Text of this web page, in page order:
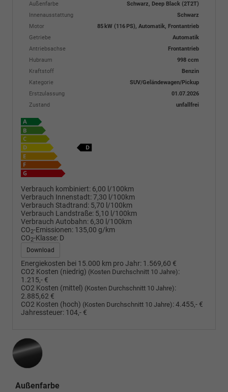
Außenfarbe
Schwarz, Deep Black (2T2T)
Innenausstattung
Schwarz
Motor
85 kW (116 PS), Automatik, Frontantrieb
Getriebe
Automatik
Antriebsachse
Frontantrieb
Hubraum
998 ccm
Kraftstoff
Benzin
Kategorie
SUV/Geländewagen/Pickup
Erstzulassung
01.07.2026
Zustand
unfallfrei
Verbrauch kombiniert: 6,00 l/100km
Verbrauch Innenstadt:7,30 l/100km
Verbrauch Stadtrand: 5,70 l/100km
Verbrauch Landstraße: 5,10 l/100km
Verbrauch Autobahn: 6,30 l/100km
CO2-Emissionen: 135,00 g/km
CO2-Klasse: D
Download
Energiekosten bei 15.000 km pro Jahr: 1.569,60 €
CO2 Kosten (niedrig) (Kosten Durchschnitt 10 Jahre):
1.215,- €
CO2 Kosten (mittel) (Kosten Durchschnitt 10 Jahre):
2.885,62 €
CO2 Kosten (hoch) (Kosten Durchschnitt 10 Jahre):4.455,- €
Jahressteuer: 104,- €
Außenfarbe